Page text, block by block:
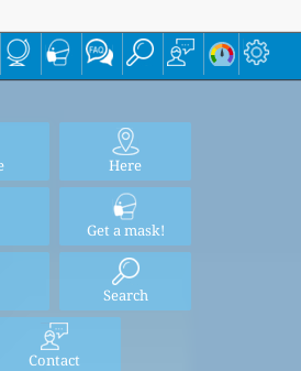
Here
Get a mask!
Search
Contact